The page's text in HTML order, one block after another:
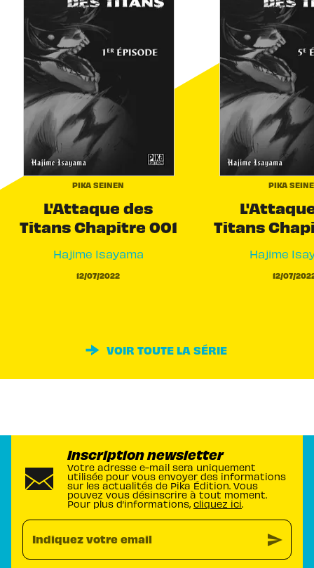
PIKA SEINEN
L'Attaque des
Titans Chapitre 001
Hajime Isayama
12/07/2022
PIKA
Titans
Hajime
12/07/
VOIR TOUTE LA SÉRIE
Inscription newsletter
Votre adresse e-mail sera uniquement
utilisée pour vous envoyer des informations
sur les actualités de Pika Édition. Vous
pouvez vous désinscrire à tout moment.
Pour plus d’informations, cliquez ici.
Indiquez votre email send